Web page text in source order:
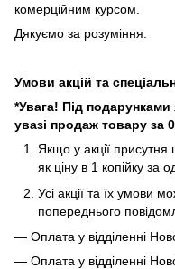
комерційним курсом.
Дякуємо за розуміння.
Умови акцій та
*Увага! Під подарунками
увазі продаж товару за
Якщо у акції присутня
як ціну в 1 копійку за
Усі акції та їх умови
попереднього
— Оплата у відділенні
— Оплата у відділенні